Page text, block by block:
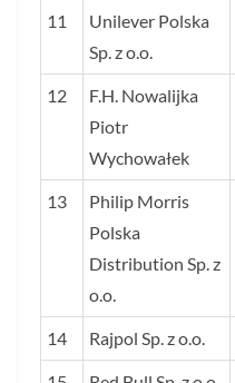
11
Unilever Polska
Sp. z o.o.
12
F.H. Nowalijka
Piotr
Wychowałek
13
Philip Morris
Polska
Distribution Sp. z
o.o.
14 Rajpol Sp. z o.o.